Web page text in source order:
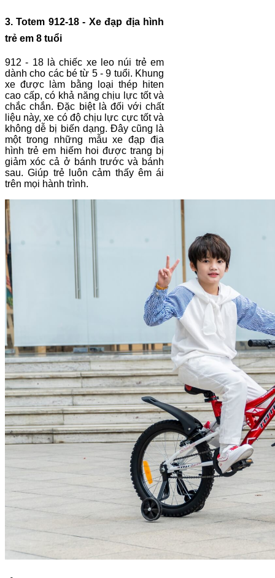
3. Totem 912-18 - Xe đạp địa hình
trẻ em 8 tuổi
912 - 18 là chiếc xe leo núi trẻ em
dành cho các bé từ 5 - 9 tuổi. Khung
xe được làm bằng loại thép hiten
cao cấp, có khả năng chịu lực tốt và
chắc chắn. Đặc biệt là đối với chất
liệu này, xe có độ chịu lực cực tốt và
không dễ bị biến dạng. Đây cũng là
một trong những mẫu xe đạp địa
hình trẻ em hiếm hoi được trang bị
giảm xóc cả ở bánh trước và bánh
sau. Giúp trẻ luôn cảm thấy êm ái
trên mọi hành trình.